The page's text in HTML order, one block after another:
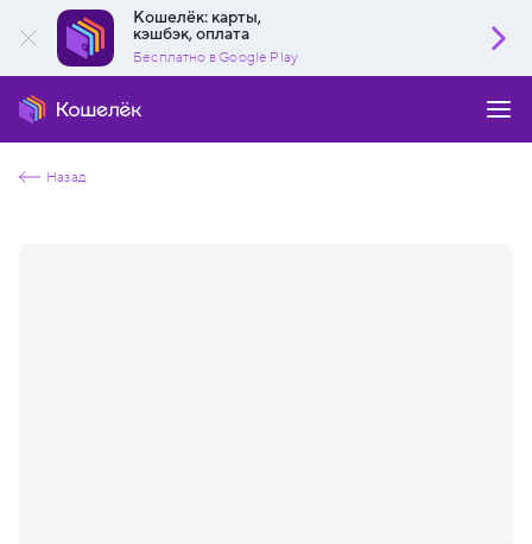
Кошелёк: карты,
кэшбэк, оплата
Бесплатно в Google Play
Назад